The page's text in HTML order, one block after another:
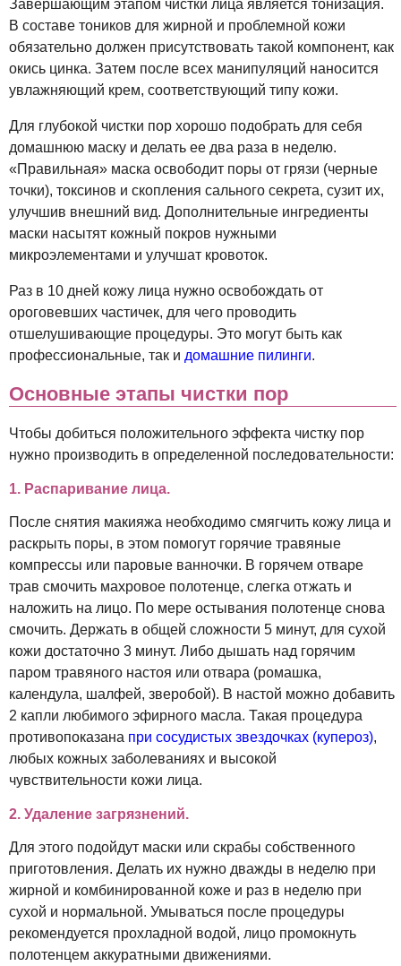
Завершающим этапом чистки лица является тонизация.
В составе тоников для жирной и проблемной кожи
обязательно должен присутствовать такой компонент, как
окись цинка. Затем после всех манипуляций наносится
увлажняющий крем, соответствующий типу кожи.
Для глубокой чистки пор хорошо подобрать для себя
домашнюю маску и делать ее два раза в неделю.
«Правильная» маска освободит поры от грязи (черные
точки), токсинов и скопления сального секрета, сузит их,
улучшив внешний вид. Дополнительные ингредиенты
маски насытят кожный покров нужными
микроэлементами и улучшат кровоток.
Раз в 10 дней кожу лица нужно освобождать от
ороговевших частичек, для чего проводить
отшелушивающие процедуры. Это могут быть как
профессиональные, так и домашние пилинги.
Основные этапы чистки пор
Чтобы добиться положительного эффекта чистку пор
нужно производить в определенной последовательности:
1. Распаривание лица.
После снятия макияжа необходимо смягчить кожу лица и
раскрыть поры, в этом помогут горячие травяные
компрессы или паровые ванночки. В горячем отваре
трав смочить махровое полотенце, слегка отжать и
наложить на лицо. По мере остывания полотенце снова
смочить. Держать в общей сложности 5 минут, для сухой
кожи достаточно 3 минут. Либо дышать над горячим
паром травяного настоя или отвара (ромашка,
календула, шалфей, зверобой). В настой можно добавить
2 капли любимого эфирного масла. Такая процедура
противопоказана при сосудистых звездочках (купероз),
любых кожных заболеваниях и высокой
чувствительности кожи лица.
2. Удаление загрязнений.
Для этого подойдут маски или скрабы собственного
приготовления. Делать их нужно дважды в неделю при
жирной и комбинированной коже и раз в неделю при
сухой и нормальной. Умываться после процедуры
рекомендуется прохладной водой, лицо промокнуть
полотенцем аккуратными движениями.